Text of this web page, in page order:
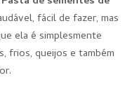
fácil de fazer, mas
ela é simplesmente
frios, queijos e também